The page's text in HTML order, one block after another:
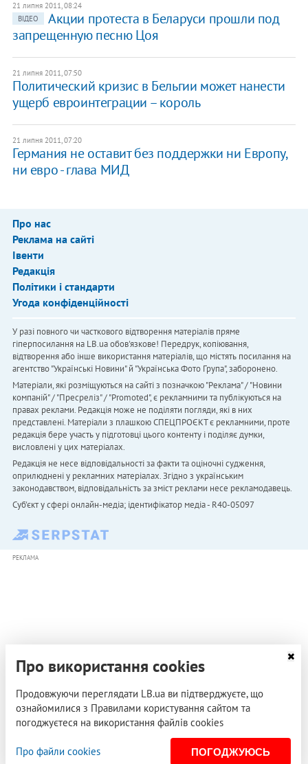
21 липня 2011, 08:24
ВІДЕО
Акции протеста в Беларуси прошли под
запрещенную песню Цоя
21 липня 2011, 07:50
Политический кризис в Бельгии может нанести
ущерб евроинтеграции – король
21 липня 2011, 07:20
Германия не оставит без поддержки ни Европу,
ни евро - глава МИД
Про нас
Реклама на сайті
Івенти
Редакція
Політики і стандарти
Угода конфіденційності
У разі повного чи часткового відтворення матеріалів пряме
гіперпосилання на LB.ua обов'язкове! Передрук, копіювання,
відтворення або інше використання матеріалів, що містять посилання на
агентство "Українськi Новини" й "Українська Фото Група", заборонено.
Матеріали, які розміщуються на сайті з позначкою "Реклама" / "Новини
компаній" / "Пресреліз" / "Promoted", є рекламними та публікуються на
правах реклами. Редакція може не поділяти погляди, які в них
представлені. Матеріали з плашкою СПЕЦПРОЄКТ є рекламними, проте
редакція бере участь у підготовці цього контенту і поділяє думки,
висловлені у цих матеріалах.
Редакція не несе відповідальності за факти та оціночні судження,
оприлюднені у рекламних матеріалах. Згідно з українським
законодавством, відповідальність за зміст реклами несе рекламодавець.
Cуб'єкт у сфері онлайн-медіа; ідентифікатор медіа - R40-05097
РЕКЛАМА
Про використання cookies
Продовжуючи переглядати LB.ua ви підтверджуєте, що
ознайомилися з Правилами користування сайтом та
погоджуєтеся на використання файлів cookies
Про файли cookies ПОГОДЖУЮСЬ